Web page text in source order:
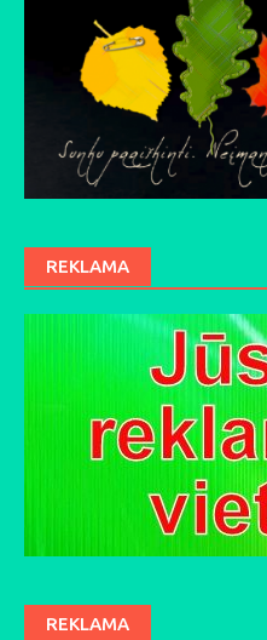
REKLAMA
REKLAMA